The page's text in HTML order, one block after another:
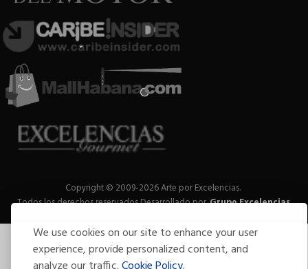
We use cookies on our site to enhance your user
experience, provide personalized content, and
Copyright © 2009-2026 Arte por Excelencias.
Todos los derechos reservadosDesarrollado por Grupo Excelencias.